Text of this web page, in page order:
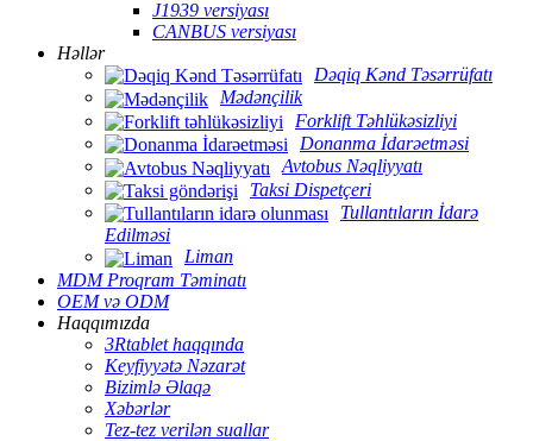
J1939 versiyası
CANBUS versiyası
Həllər
Dəqiq Kənd Təsərrüfatı
Mədənçilik
Forklift Təhlükəsizliyi
Donanma İdarəetməsi
Avtobus Nəqliyyatı
Taksi Dispetçeri
Tullantıların İdarə
Edilməsi
Liman
MDM Proqram Təminatı
OEM və ODM
Haqqımızda
3Rtablet haqqında
Keyfiyyətə Nəzarət
Bizimlə Əlaqə
Xəbərlər
Tez-tez verilən suallar